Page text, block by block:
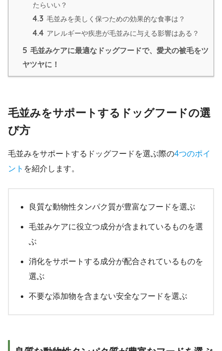
たらいい？
4.3 毛並みを美しく保つための効果的な食事は？
4.4 アレルギーや疾患が毛並みに与える影響はある？
5 毛並みケアに最適なドッグフードで、愛犬の被毛をツ
ヤツヤに！
毛並みをサポートするドッグフードの選
び方
毛並みをサポートするドッグフードを選ぶ際の4つのポイ
ント を紹介します。
良質な動物性タンパク質が豊富なフードを選ぶ
毛並みケアに役立つ成分が含まれているものを選
ぶ
消化をサポートする成分が配合されているものを
選ぶ
不要な添加物を含まない安全なフードを選ぶ